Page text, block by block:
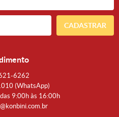
CADASTRAR
6262
(WhatsApp)
9:00h às 16:00h